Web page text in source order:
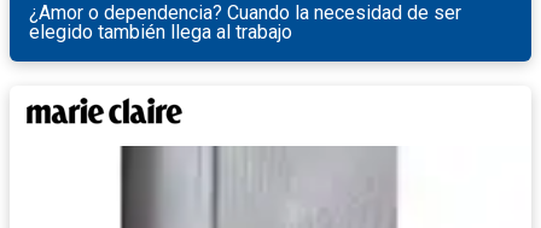
¿Amor o dependencia? Cuando la necesidad de ser
elegido también llega al trabajo